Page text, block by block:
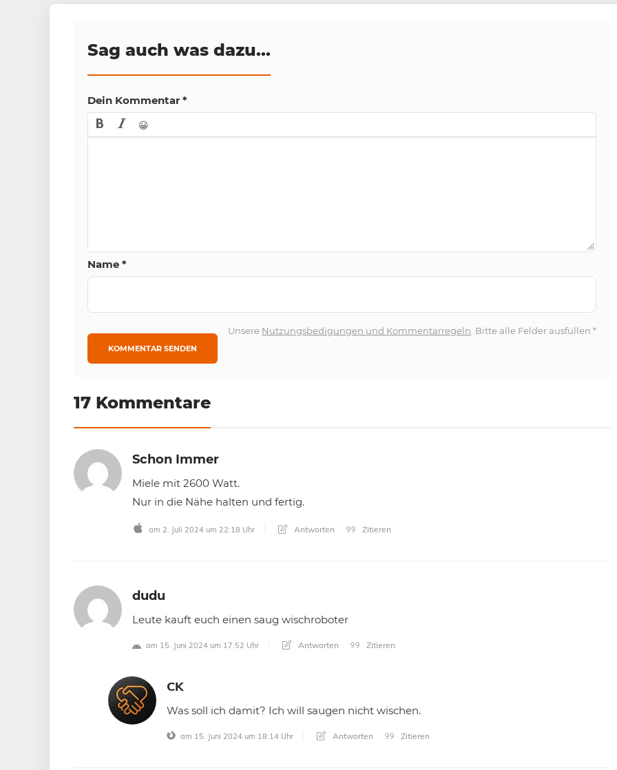
Sag auch was dazu...
Dein Kommentar *
😀
Name *
Unsere Nutzungsbedigungen und Kommentarregeln . Bitte alle Felder ausfüllen*
17 Kommentare
Schon Immer
Miele mit 2600 Watt.
Nur in die Nähe halten und fertig.
am 2. Juli 2024 um 22:18 Uhr Antworten Zitieren
dudu
Leute kauft euch einen saug wischroboter
am 15. Juni 2024 um 17:52 Uhr Antworten Zitieren
CK
Was soll ich damit? Ich will saugen nicht wischen.
am 15. Juni 2024 um 18:14 Uhr Antworten Zitieren